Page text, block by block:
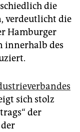
die
verdeutlicht die
Hamburger
innerhalb des
sich stolz
der